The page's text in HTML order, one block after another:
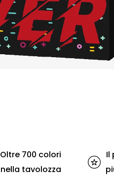
Oltre 700 colori
nella tavolozza
Il